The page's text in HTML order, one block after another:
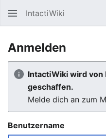
IntactiWiki
Anmelden
IntactiWiki wird
geschaffen.
Melde dich an zum
Benutzername